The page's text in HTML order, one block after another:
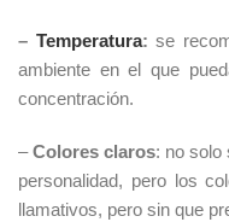
– Temperatura: se
ambiente en el que
concentración.
–Colores claros: no solo
personalidad, pero los
llamativos, pero sin que